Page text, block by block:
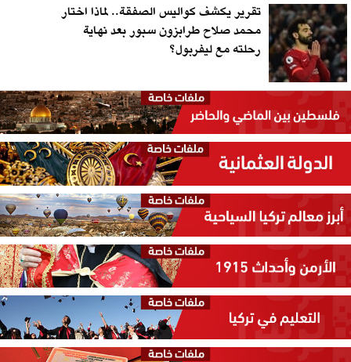
تقرير يكشف كواليس الصفقة.. لماذا اختار
محمد صلاح طرابزون سبور بعد نهاية
رحلته مع ليفربول؟